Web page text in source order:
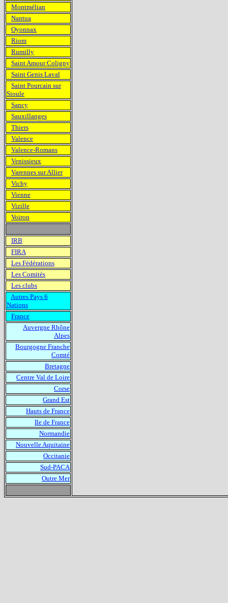
Montmélian
Nantua
Oyonnax
Riom
Rumilly
Saint Amour Coligny
Saint Genis Laval
Saint Pourcain sur
Sioule
Sancy
Sauxillanges
Thiers
Valence
Valence-Romans
Venissieux
Varennes sur Allier
Vichy
Vienne
Vizille
Voiron
IRB
FIRA
Les Fédérations
Les Comités
Les clubs
Autres Pays 6
Nations
France
Auvergne Rhône
Alpes
Bourgogne Franche
Comté
Bretagne
Centre Val de Loire
Corse
Grand Est
Hauts de France
Ile de France
Normandie
Nouvelle Aquitaine
Occitanie
Sud-PACA
Outre Mer